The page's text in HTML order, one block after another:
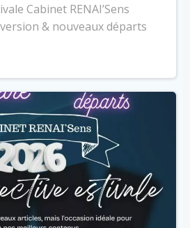
Cabinet RENAI’Sens
& nouveaux départs